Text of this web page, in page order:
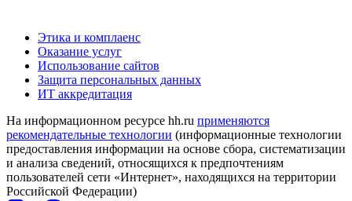
Этика и комплаенс
Оказание услуг
Использование сайтов
Защита персональных данных
ИТ аккредитация
На информационном ресурсе hh.ru применяются
рекомендательные технологии (информационные технологии
предоставления информации на основе сбора, систематизации
и анализа сведений, относящихся к предпочтениям
пользователей сети «Интернет», находящихся на территории
Российской Федерации)